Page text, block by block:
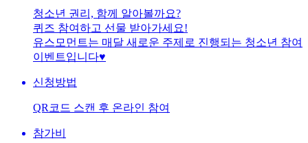
청소년 권리, 함께 알아볼까요?
퀴즈 참여하고 선물 받아가세요!
유스모먼트는 매달 새로운 주제로 진행되는 청소년 참여
이벤트입니다♥
신청방법
QR코드 스캔 후 온라인 참여
참가비